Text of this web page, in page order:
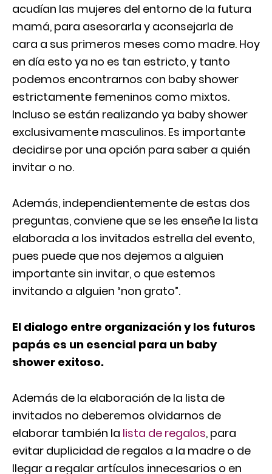
acudían las mujeres del entorno de la futura
mamá, para asesorarla y aconsejarla de
cara a sus primeros meses como madre. Hoy
en día esto ya no es tan estricto, y tanto
podemos encontrarnos con baby shower
estrictamente femeninos como mixtos.
Incluso se están realizando ya baby shower
exclusivamente masculinos. Es importante
decidirse por una opción para saber a quién
invitar o no.
Además, independientemente de estas dos
preguntas, conviene que se les enseñe la lista
elaborada a los invitados estrella del evento,
pues puede que nos dejemos a alguien
importante sin invitar, o que estemos
invitando a alguien “non grato”.
El dialogo entre organización y los futuros
papás es un esencial para un baby
shower exitoso.
Además de la elaboración de la lista de
invitados no deberemos olvidarnos de
elaborar también la lista de regalos, para
evitar duplicidad de regalos a la madre o de
llegar a regalar artículos innecesarios o en